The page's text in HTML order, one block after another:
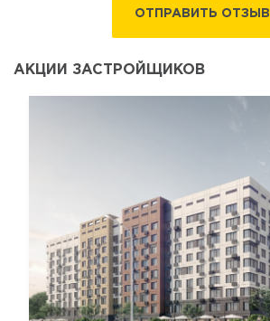
ОТПРАВИТЬ ОТЗЫВ
АКЦИИ ЗАСТРОЙЩИКОВ